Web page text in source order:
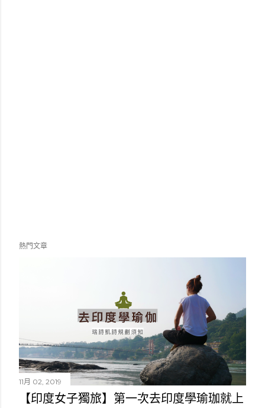
熱門文章
11月 02, 2019
【印度女子獨旅】第一次去印度學瑜珈就上